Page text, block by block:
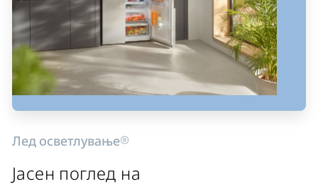
Лед осветлување®
Јасен поглед на